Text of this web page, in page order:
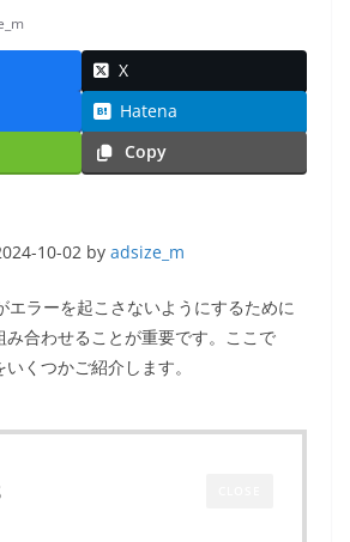
X
Hatena
Copy
10-02 by adsize_m
ラーを起こさないようにするために
み合わせることが重要です。ここで
くつかご紹介します。